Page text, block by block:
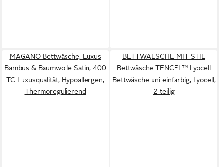
MAGANO Bettwäsche, Luxus
Bambus & Baumwolle Satin, 400
TC Luxusqualität, Hypoallergen,
Thermoregulierend
BETTWAESCHE-MIT-STIL
Bettwäsche TENCEL™ Lyocell
Bettwäsche uni einfarbig, Lyocell,
2 teilig